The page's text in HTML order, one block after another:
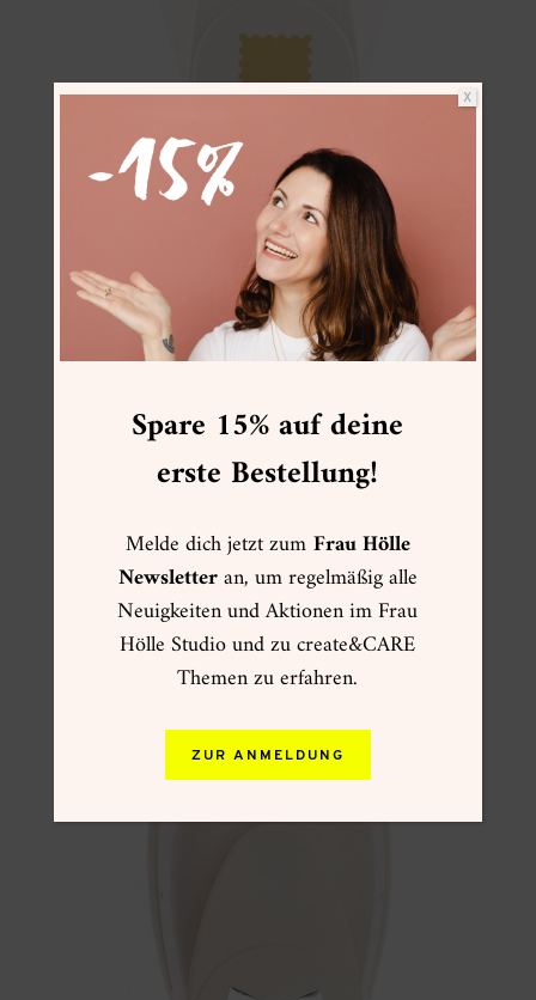
Spare 15% auf deine
erste Bestellung!
Melde dich jetzt zumFrau Hölle
Newsletteran, um regelmäßig alle
Neuigkeiten und Aktionen im Frau
Hölle Studio und zu create&CARE
Themen zu erfahren.
ZUR ANMELDUNG
X